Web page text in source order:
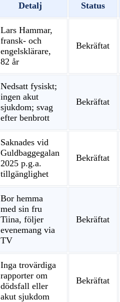
Detalj Status
Lars Hammar,
fransk- och
engelsklärare,
82 år
Bekräftat
Nedsatt fysiskt;
ingen akut
sjukdom; svag
efter benbrott
Bekräftat
Saknades vid
Guldbaggegalan
2025 p.g.a.
tillgänglighet
Bekräftat
Bor hemma
med sin fru
Tiina, följer
evenemang via
TV
Bekräftat
Inga trovärdiga
rapporter om
dödsfall eller
akut sjukdom
Bekräftat